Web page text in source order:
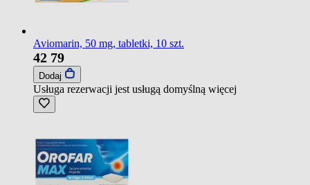
Aviomarin, 50 mg, tabletki, 10 szt.
42 79
Dodaj
Usługa rezerwacji jest usługą domyślną więcej